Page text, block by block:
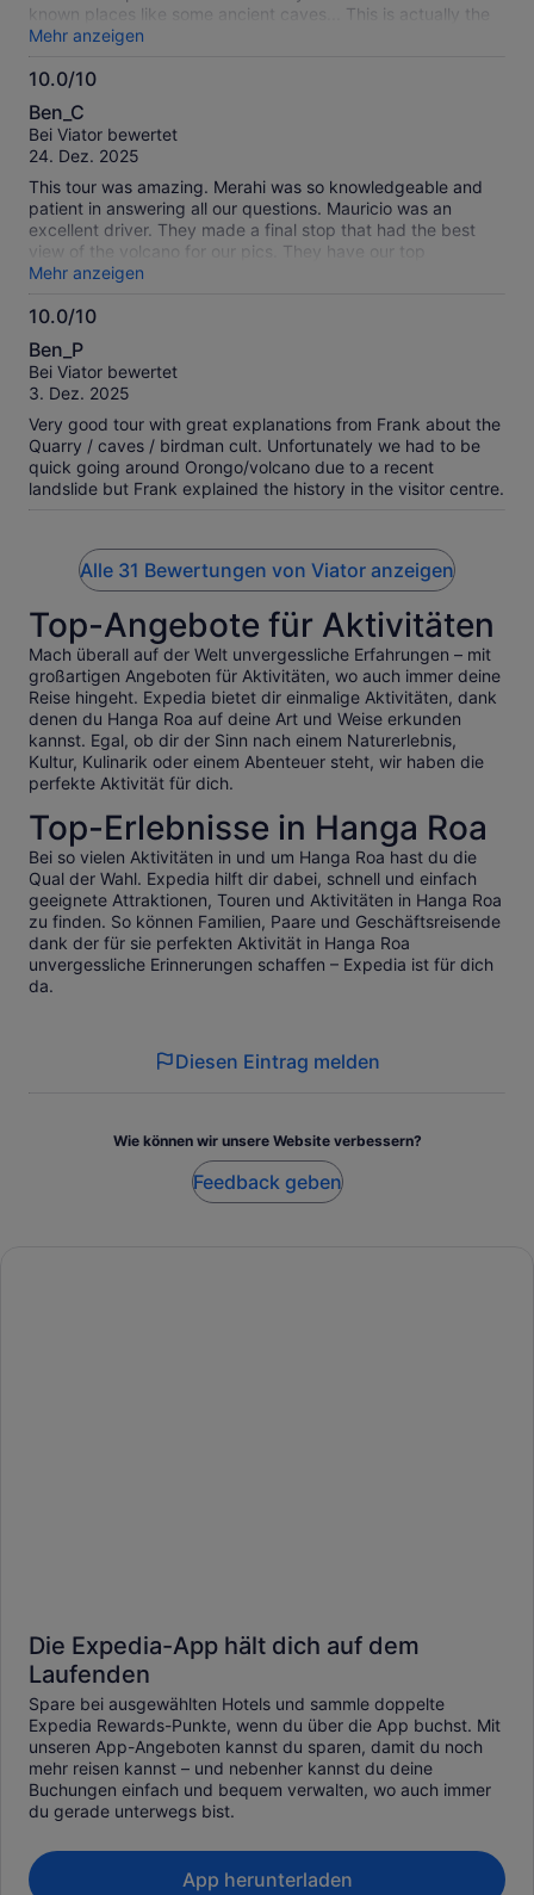
known places like some ancient caves... This is actually the
second day of two days tour
Mehr anzeigen
10.0/10
10.0
von
10
Ben_C
Bei Viator bewertet
24. Dez. 2025
This tour was amazing. Merahi was so knowledgeable and
patient in answering all our questions. Mauricio was an
excellent driver. They made a final stop that had the best
view of the volcano for our pics. They have our top
recommendation.
Mehr anzeigen
10.0/10
10.0
von
10
Ben_P
Bei Viator bewertet
3. Dez. 2025
Very good tour with great explanations from Frank about the
Quarry / caves / birdman cult. Unfortunately we had to be
quick going around Orongo/volcano due to a recent
landslide but Frank explained the history in the visitor centre.
Alle 31 Bewertungen von Viator anzeigen
Top-Angebote für Aktivitäten
Mach überall auf der Welt unvergessliche Erfahrungen – mit
großartigen Angeboten für Aktivitäten, wo auch immer deine
Reise hingeht. Expedia bietet dir einmalige Aktivitäten, dank
denen du Hanga Roa auf deine Art und Weise erkunden
kannst. Egal, ob dir der Sinn nach einem Naturerlebnis,
Kultur, Kulinarik oder einem Abenteuer steht, wir haben die
perfekte Aktivität für dich.
Top-Erlebnisse in Hanga Roa
Bei so vielen Aktivitäten in und um Hanga Roa hast du die
Qual der Wahl. Expedia hilft dir dabei, schnell und einfach
geeignete Attraktionen, Touren und Aktivitäten in Hanga Roa
zu finden. So können Familien, Paare und Geschäftsreisende
dank der für sie perfekten Aktivität in Hanga Roa
unvergessliche Erinnerungen schaffen – Expedia ist für dich
da.
Diesen Eintrag melden
Wie können wir unsere Website verbessern?
Feedback geben
Die Expedia-App hält dich auf dem
Laufenden
Spare bei ausgewählten Hotels und sammle doppelte
Expedia Rewards-Punkte, wenn du über die App buchst. Mit
unseren App-Angeboten kannst du sparen, damit du noch
mehr reisen kannst – und nebenher kannst du deine
Buchungen einfach und bequem verwalten, wo auch immer
du gerade unterwegs bist.
App herunterladen